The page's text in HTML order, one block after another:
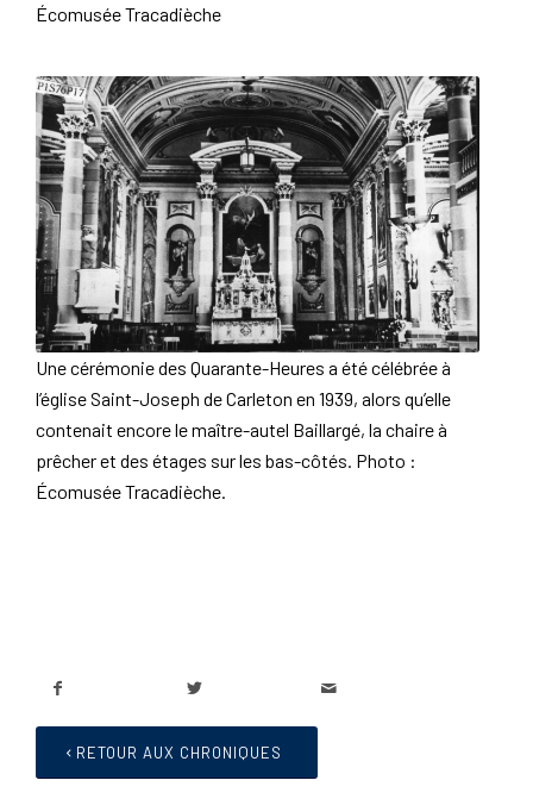
Écomusée Tracadièche
Une cérémonie des Quarante-Heures a été célébrée à
l’église Saint-Joseph de Carleton en 1939, alors qu’elle
contenait encore le maître-autel Baillargé, la chaire à
prêcher et des étages sur les bas-côtés. Photo :
Écomusée Tracadièche.
RETOUR AUX CHRONIQUES